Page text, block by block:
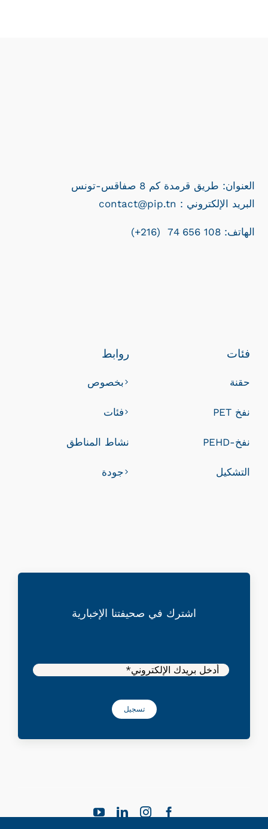
العنوان: طريق قرمدة كم 8 صفاقس-تونس
contact@pip.tn : البريد الإلكتروني
الهاتف: 108 656 74 (216+)
فئات
حقنة
نفخ PET
نفخ-PEHD
التشكيل
روابط
بخصوص
فئات
نشاط المناطق
جودة
اشترك في صحيفتنا الإخبارية
تسجيل